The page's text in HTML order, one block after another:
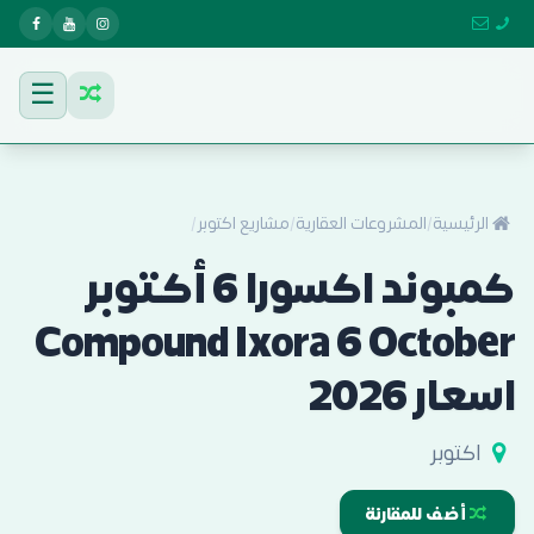
☰
الرئيسية/المشروعات العقارية/مشاريع اكتوبر/
كمبوند اكسورا 6 أكتوبر
Compound Ixora 6 October
اسعار 2026
اكتوبر
أضف للمقارنة